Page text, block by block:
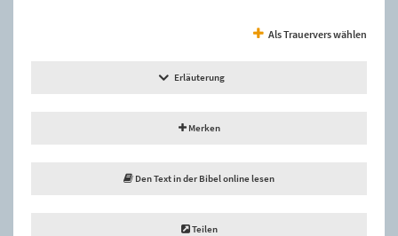
Als Trauervers wählen
Erläuterung
Merken
Den Text in der Bibel online lesen
Teilen